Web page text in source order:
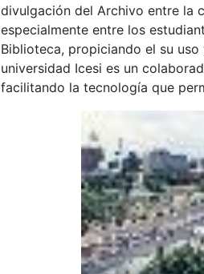
divulgación del Archivo entre la
especialmente entre los
Biblioteca, propiciando el su
universidad Icesi es un
facilitando la tecnología que